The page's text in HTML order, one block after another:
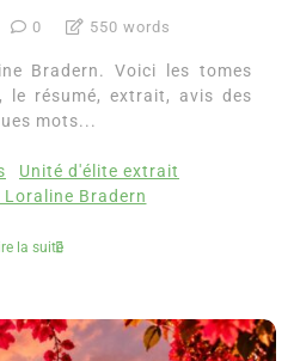
0 550 words
Bradern. Voici les tomes
le résumé, extrait, avis des
mots...
Unité d'élite extrait
Bradern
la suite